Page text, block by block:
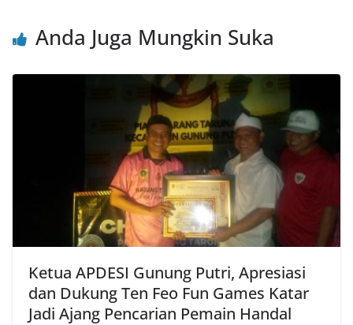
Anda Juga Mungkin Suka
Ketua APDESI Gunung Putri, Apresiasi
dan Dukung Ten Feo Fun Games Katar
Jadi Ajang Pencarian Pemain Handal